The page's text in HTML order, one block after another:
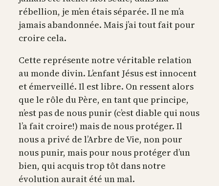
rébellion, je m’en étais séparée. Il ne m’a
jamais abandonnée. Mais j’ai tout fait pour
croire cela.
Cette représente notre véritable relation
au monde divin. L’enfant Jésus est innocent
et émerveillé. Il est libre. On ressent alors
que le rôle du Père, en tant que principe,
n’est pas de nous punir (c’est diable qui nous
l’a fait croire!) mais de nous protéger. Il
nous a privé de l’Arbre de Vie, non pour
nous punir, mais pour nous protéger d’un
bien, qui acquis trop tôt dans notre
évolution aurait été un mal.